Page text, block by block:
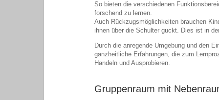
So bieten die verschiedenen
forschend zu lernen.
Auch Rückzugsmöglichkeiten brauchen
ihnen über die Schulter guckt. Dies ist in
Durch die anregende Umgebung und den
ganzheitliche Erfahrungen, die zum
Handeln und Ausprobieren.
Gruppenraum mit